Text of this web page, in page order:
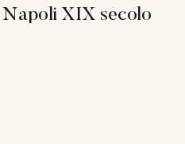
XIX secolo